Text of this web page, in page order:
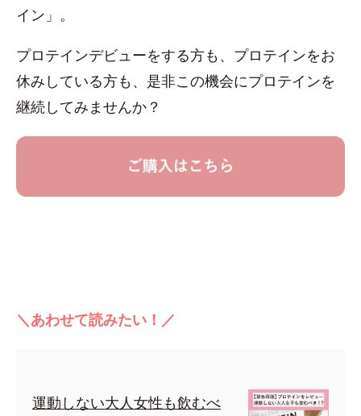
イン」。
プロテインデビューをする方も、プロテインをお
休みしている方も、是非この機会にプロテインを
継続してみませんか？
＼あわせて読みたい！／
運動しない大人女性も飲むべ